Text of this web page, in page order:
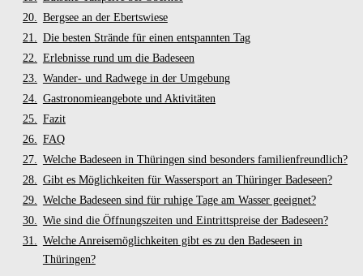
Bergsee an der Ebertswiese
Die besten Strände für einen entspannten Tag
Erlebnisse rund um die Badeseen
Wander- und Radwege in der Umgebung
Gastronomieangebote und Aktivitäten
Fazit
FAQ
Welche Badeseen in Thüringen sind besonders familienfreundlich?
Gibt es Möglichkeiten für Wassersport an Thüringer Badeseen?
Welche Badeseen sind für ruhige Tage am Wasser geeignet?
Wie sind die Öffnungszeiten und Eintrittspreise der Badeseen?
Welche Anreisemöglichkeiten gibt es zu den Badeseen in
Thüringen?